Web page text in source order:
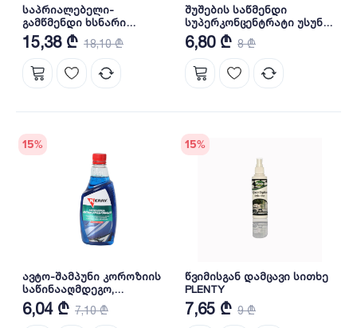
საპრიალებელი-
გამწმენდი ხსნარი
რეზინის და პლასტმასის
გარე ნაწილებისთვის (520
მლ) KR-950
15,38 ₾ 18,10 ₾
შუშების საწმენდი
სუპერკონცენტრატი უსუნო
(270 მლ) KR-336
6,80 ₾ 8 ₾
15%
ავტო-შამპუნი კოროზიის
საწინააღმდეგო,
კონცენტრატი (500 მლ) KR-
271-2
6,04 ₾ 7,10 ₾
15%
წვიმისგან დამცავი სითხე
PLENTY
7,65 ₾ 9 ₾